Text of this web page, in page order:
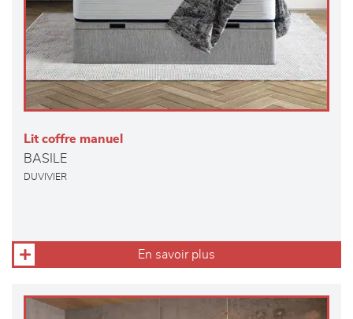
Lit coffre manuel
BASILE
DUVIVIER
En savoir plus